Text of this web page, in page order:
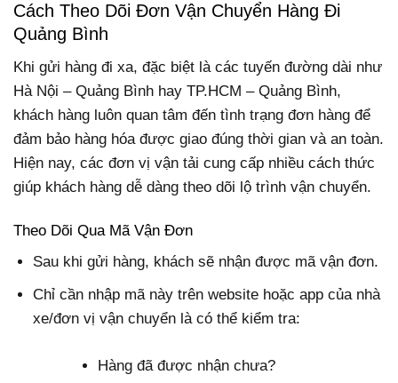
Cách Theo Dõi Đơn Vận Chuyển Hàng Đi
Quảng Bình
Khi gửi hàng đi xa, đặc biệt là các tuyến đường dài như
Hà Nội – Quảng Bình hay TP.HCM – Quảng Bình,
khách hàng luôn quan tâm đến tình trạng đơn hàng để
đảm bảo hàng hóa được giao đúng thời gian và an toàn.
Hiện nay, các đơn vị vận tải cung cấp nhiều cách thức
giúp khách hàng dễ dàng theo dõi lộ trình vận chuyển.
Theo Dõi Qua Mã Vận Đơn
Sau khi gửi hàng, khách sẽ nhận được mã vận đơn.
Chỉ cần nhập mã này trên website hoặc app của nhà
xe/đơn vị vận chuyển là có thể kiểm tra:
Hàng đã được nhận chưa?